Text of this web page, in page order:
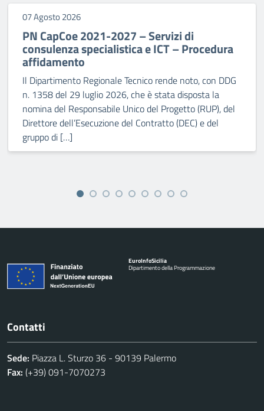
07 Agosto 2026
PN CapCoe 2021-2027 – Servizi di
consulenza specialistica e ICT – Procedura
affidamento
Il Dipartimento Regionale Tecnico rende noto, con DDG
n. 1358 del 29 luglio 2026, che è stata disposta la
nomina del Responsabile Unico del Progetto (RUP), del
Direttore dell’Esecuzione del Contratto (DEC) e del
gruppo di […]
EuroInfoSicilia
Dipartimento della Programmazione
Contatti
Sede: Piazza L. Sturzo 36 - 90139 Palermo
Fax: (+39) 091-7070273